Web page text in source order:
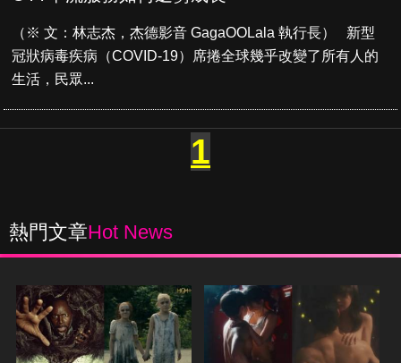
（※ 文：林志杰，杰德影音 GagaOOLala 執行長） 新型
冠狀病毒疾病（COVID-19）席捲全球幾乎改變了所有人的
生活，民眾...
1
熱門文章Hot News